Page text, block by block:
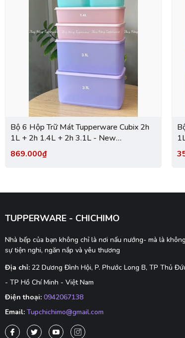
Bộ 6 Hộp Trữ Mát Tupperware Cubix 2h
1L + 2h 1.4L + 2h 3.1L - New
Tupperware
869.000₫
TUPPERWARE - CHICHIMO
Nhà bếp của bạn không chỉ là nơi nấu nướng- mà là
sự tiện nghi, ngăn nắp và yêu thương
Địa chỉ: 22 Dương Đình Hội, P. Phước Long B, TP Thủ
- TP Hồ Chí Minh - Việt Nam
Điện thoại: 0942067138
Email: Tupchichimo@gmail.com